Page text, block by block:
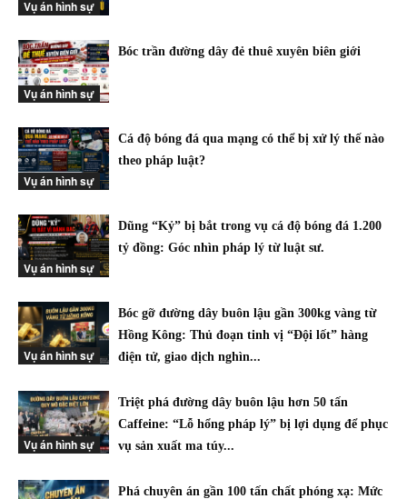
Vụ án hình sự
Vụ án hình sự
Bóc trần đường dây đẻ thuê xuyên biên giới
Vụ án hình sự
Cá độ bóng đá qua mạng có thể bị xử lý thế nào
theo pháp luật?
Vụ án hình sự
Dũng “Kỷ” bị bắt trong vụ cá độ bóng đá 1.200
tỷ đồng: Góc nhìn pháp lý từ luật sư.
Vụ án hình sự
Bóc gỡ đường dây buôn lậu gần 300kg vàng từ
Hồng Kông: Thủ đoạn tinh vị “Đội lốt” hàng
điện tử, giao dịch nghìn...
Vụ án hình sự
Triệt phá đường dây buôn lậu hơn 50 tấn
Caffeine: “Lỗ hổng pháp lý” bị lợi dụng để phục
vụ sản xuất ma túy...
Phá chuyên án gần 100 tấn chất phóng xạ: Mức